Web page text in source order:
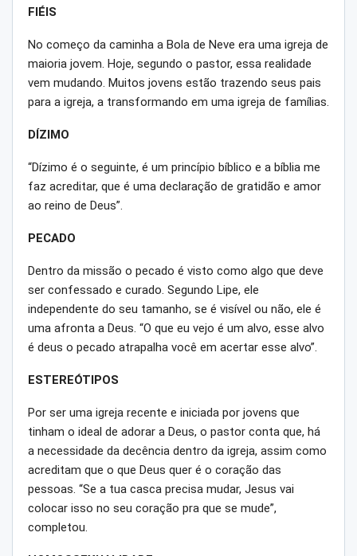
FIÉIS
No começo da caminha a Bola de Neve era uma igreja de
maioria jovem. Hoje, segundo o pastor, essa realidade
vem mudando. Muitos jovens estão trazendo seus pais
para a igreja, a transformando em uma igreja de famílias.
DÍZIMO
“Dízimo é o seguinte, é um princípio bíblico e a bíblia me
faz acreditar, que é uma declaração de gratidão e amor
ao reino de Deus”.
PECADO
Dentro da missão o pecado é visto como algo que deve
ser confessado e curado. Segundo Lipe, ele
independente do seu tamanho, se é visível ou não, ele é
uma afronta a Deus. “O que eu vejo é um alvo, esse alvo
é deus o pecado atrapalha você em acertar esse alvo”.
ESTEREÓTIPOS
Por ser uma igreja recente e iniciada por jovens que
tinham o ideal de adorar a Deus, o pastor conta que, há
a necessidade da decência dentro da igreja, assim como
acreditam que o que Deus quer é o coração das
pessoas. “Se a tua casca precisa mudar, Jesus vai
colocar isso no seu coração pra que se mude”,
completou.